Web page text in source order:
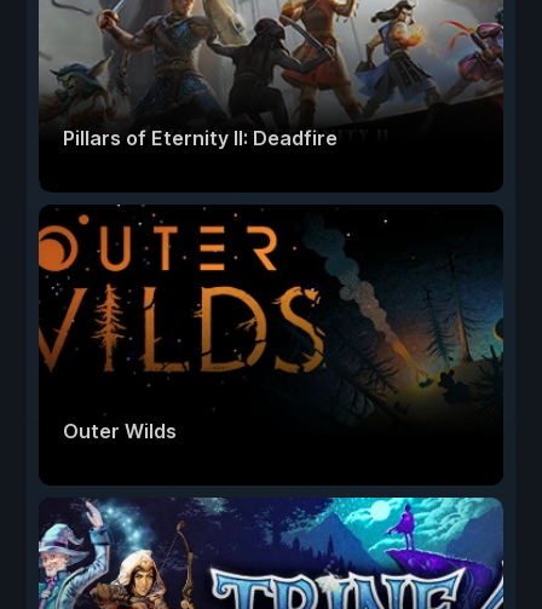
Pillars of Eternity II: Deadfire
Outer Wilds